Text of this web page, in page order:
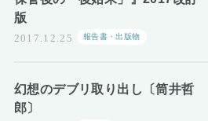
版
2017.12.25 報告書・出版物
幻想のデブリ取り出し〔筒井哲
郎〕